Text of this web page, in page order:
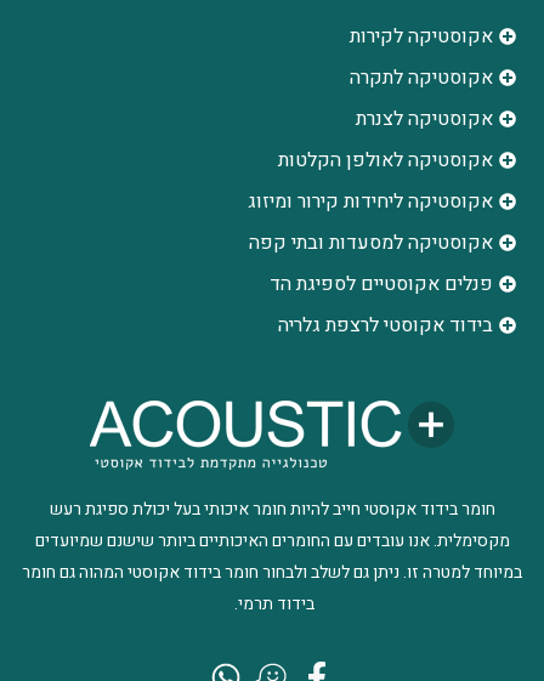
חומר בידוד אקוסטי חייב להיות חומר איכותי בעל יכולת ספיגת רעש
מקסימלית. אנו עובדים עם החומרים האיכותיים ביותר שישנם שמיועדים
במיוחד למטרה זו. ניתן גם לשלב ולבחור חומר בידוד אקוסטי המהוה גם חומר
בידוד תרמי.
אקוסטיקה לקירות
אקוסטיקה לתקרה
אקוסטיקה לצנרת
אקוסטיקה לאולפן הקלטות
‫אקוסטיקה ליחידות קירור ומיזוג
אקוסטיקה למסעדות ובתי קפה
פנלים אקוסטיים לספיגת הד
בידוד אקוסטי לרצפת גלריה